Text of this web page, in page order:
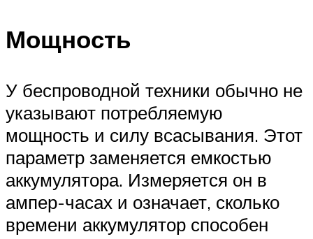
Мощность
У беспроводной техники обычно не
указывают потребляемую
мощность и силу всасывания. Этот
параметр заменяется емкостью
аккумулятора. Измеряется он в
ампер-часах и означает, сколько
времени аккумулятор способен